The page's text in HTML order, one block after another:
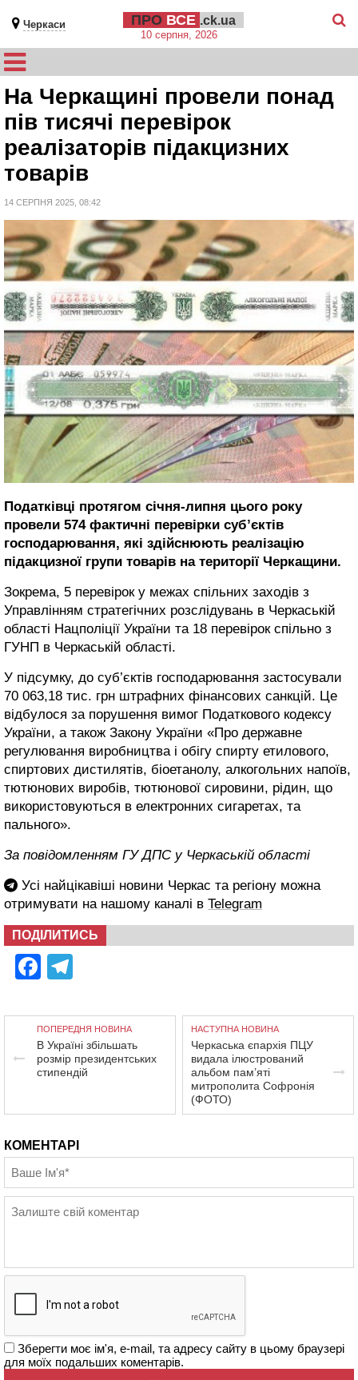
Черкаси ПРО ВСЕ .ck.ua
10 серпня, 2026
На Черкащині провели понад
пів тисячі перевірок
реалізаторів підакцизних
товарів
14 СЕРПНЯ 2025, 08:42
Податківці протягом січня-липня цього року
провели 574 фактичні перевірки суб’єктів
господарювання, які здійснюють реалізацію
підакцизної групи товарів на території Черкащини.
Зокрема, 5 перевірок у межах спільних заходів з
Управлінням стратегічних розслідувань в Черкаській
області Нацполіції України та 18 перевірок спільно з
ГУНП в Черкаській області.
У підсумку, до суб’єктів господарювання застосували
70 063,18 тис. грн штрафних фінансових санкцій. Це
відбулося за порушення вимог Податкового кодексу
України, а також Закону України «Про державне
регулювання виробництва і обігу спирту етилового,
спиртових дистилятів, біоетанолу, алкогольних напоїв,
тютюнових виробів, тютюнової сировини, рідин, що
використовуються в електронних сигаретах, та
пального».
За повідомленням ГУ ДПС у Черкаській області
Усі найцікавіші новини Черкас та регіону можна
отримувати на нашому каналі в Telegram
ПОДІЛИТИСЬ
Facebook
ПОПЕРЕДНЯ НОВИНА
В Україні збільшать
розмір президентських
стипендій
НАСТУПНА НОВИНА
Черкаська єпархія ПЦУ
видала ілюстрований
альбом пам’яті
митрополита Софронія
(ФОТО)
КОМЕНТАРІ
Зберегти моє ім'я, e-mail, та адресу сайту в цьому браузері
для моїх подальших коментарів.